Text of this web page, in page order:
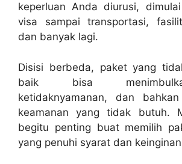
keperluan Anda diurusi,
visa sampai transportasi,
dan banyak lagi.
Disisi berbeda, paket yang
baik bisa
ketidaknyamanan, dan
keamanan yang tidak butuh.
begitu penting buat memilih
yang penuhi syarat dan